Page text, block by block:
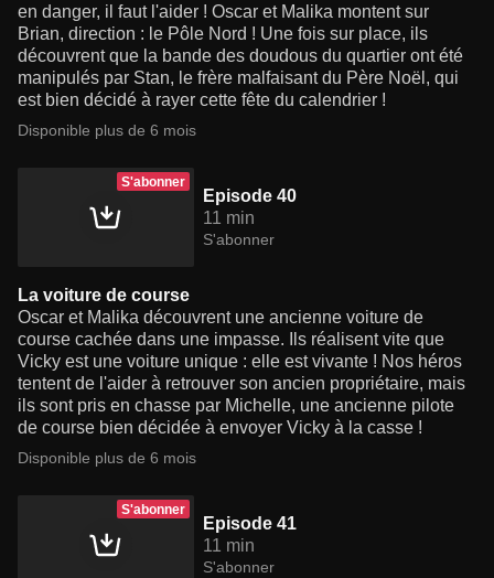
en danger, il faut l'aider ! Oscar et Malika montent sur
Brian, direction : le Pôle Nord ! Une fois sur place, ils
découvrent que la bande des doudous du quartier ont été
manipulés par Stan, le frère malfaisant du Père Noël, qui
est bien décidé à rayer cette fête du calendrier !
Disponible plus de 6 mois
S'abonner
Episode 40
11 min
S'abonner
La voiture de course
Oscar et Malika découvrent une ancienne voiture de
course cachée dans une impasse. Ils réalisent vite que
Vicky est une voiture unique : elle est vivante ! Nos héros
tentent de l'aider à retrouver son ancien propriétaire, mais
ils sont pris en chasse par Michelle, une ancienne pilote
de course bien décidée à envoyer Vicky à la casse !
Disponible plus de 6 mois
S'abonner
Episode 41
11 min
S'abonner